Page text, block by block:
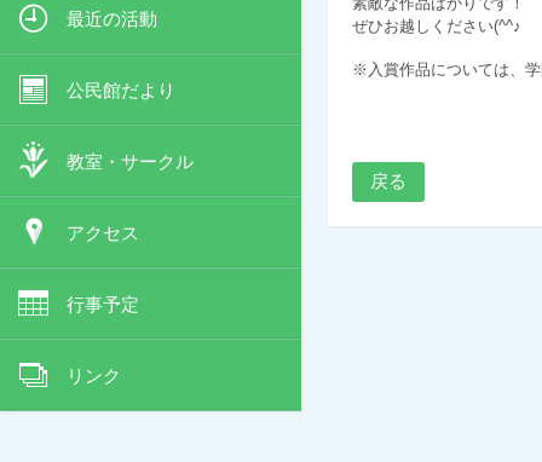
最近の活動
公民館だより
教室・サークル
アクセス
行事予定
リンク
ぜひお越しください(^^♪
※入賞作品については、
戻る